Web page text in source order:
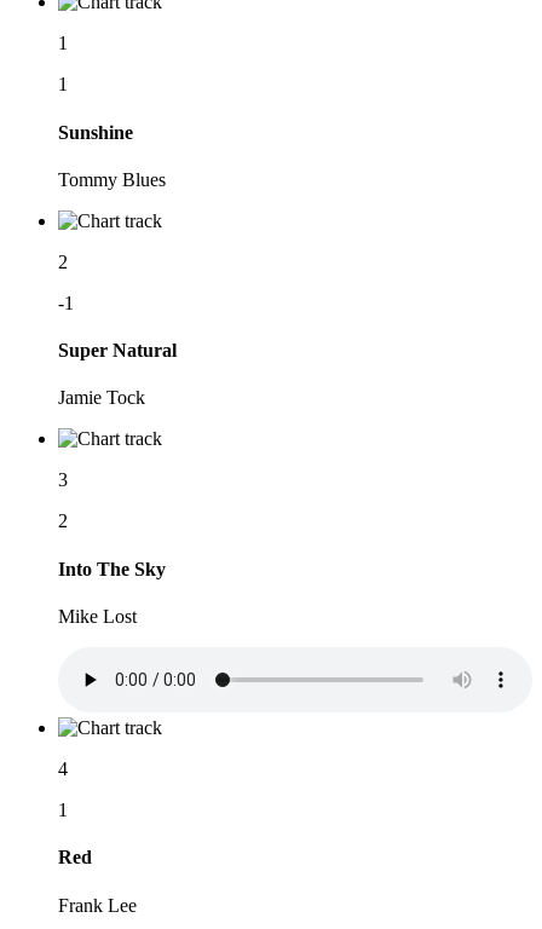
1
1
Sunshine
Tommy Blues
2
-1
Super Natural
Jamie Tock
3
2
Into The Sky
Mike Lost
4
1
Red
Frank Lee